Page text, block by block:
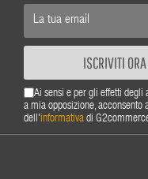
ISCRIVITI ORA
Ai sensi e per gli effetti
a mia opposizione,
dell'informativa di